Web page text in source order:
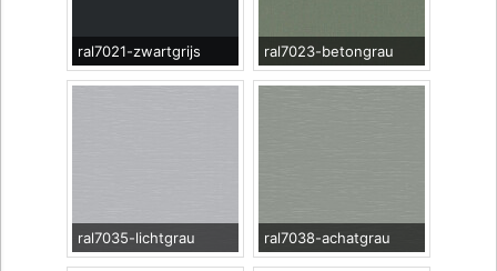
ral7021-zwartgrijs ral7023-betongrau
ral7035-lichtgrau ral7038-achatgrau